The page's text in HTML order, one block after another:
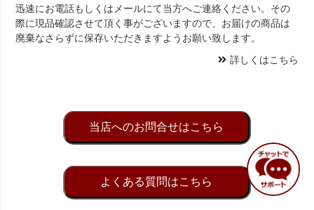
迅速にお電話もしくはメールにて当方へご連絡ください。その
際に現品確認させて頂く事がございますので、お届けの商品は
廃棄なさらずに保存いただきますようお願い致します。
詳しくはこちら
当店へのお問合せはこちら
よくある質問はこちら